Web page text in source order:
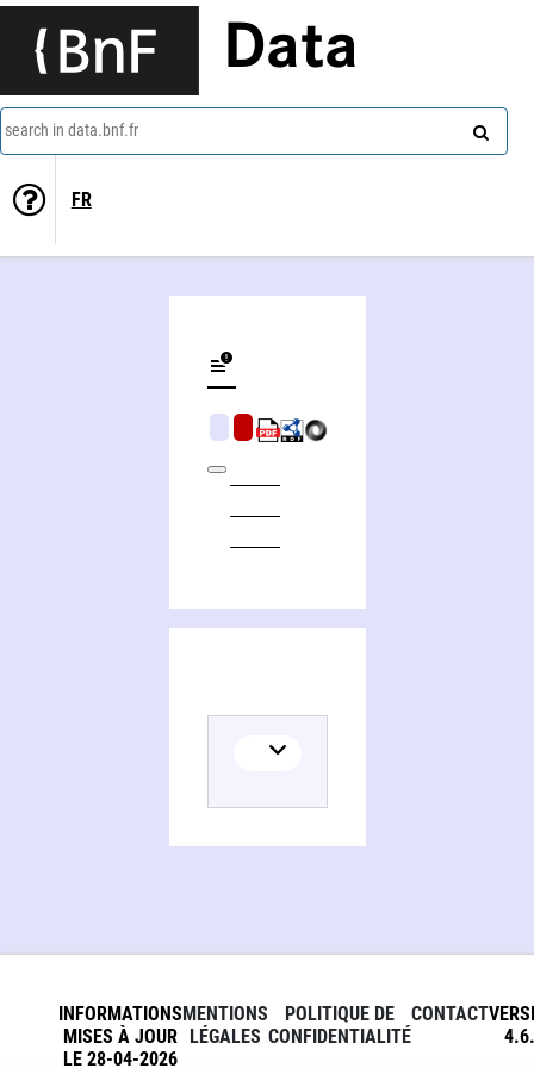
Data
search in data.bnf.fr
FR
INFORMATIONS
MISES À JOUR
LE 28-04-2026
MENTIONS
LÉGALES
POLITIQUE DE
CONFIDENTIALITÉ
CONTACT